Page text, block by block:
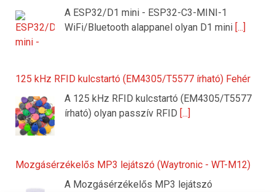
A ESP32/D1 mini - ESP32-C3-MINI-1
WiFi/Bluetooth alappanel olyan D1 mini [...]
125 kHz RFID kulcstartó (EM4305/T5577 írható) Fehér
A 125 kHz RFID kulcstartó (EM4305/T5577
írható) olyan passzív RFID [...]
Mozgásérzékelős MP3 lejátszó (Waytronic - WT-M12)
A Mozgásérzékelős MP3 lejátszó